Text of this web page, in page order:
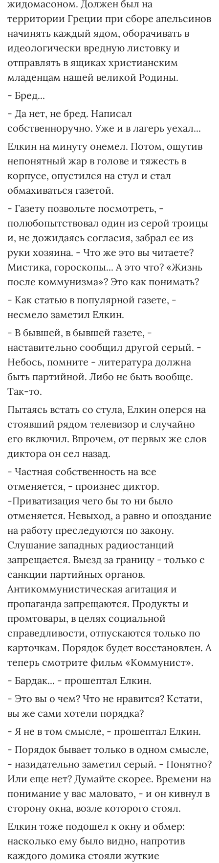
жидомасоном. Должен был на
территории Греции при сборе апельсинов
начинять каждый ядом, оборачивать в
идеологически вредную листовку и
отправлять в ящиках христианским
младенцам нашей великой Родины.
- Бред...
- Да нет, не бред. Написал
собственноручно. Уже и в лагерь уехал...
Елкин на минуту онемел. Потом, ощутив
непонятный жар в голове и тяжесть в
корпусе, опустился на стул и стал
обмахиваться газетой.
- Газету позвольте посмотреть, -
полюбопытствовал один из серой троицы
и, не дожидаясь согласия, забрал ее из
руки хозяина. - Что же это вы читаете?
Мистика, гороскопы... А это что? «Жизнь
после коммунизма»? Это как понимать?
- Как статью в популярной газете, -
несмело заметил Елкин.
- В бывшей, в бывшей газете, -
наставительно сообщил другой серый. -
Небось, помните - литература должна
быть партийной. Либо не быть вообще.
Так-то.
Пытаясь встать со стула, Елкин оперся на
стоявший рядом телевизор и случайно
его включил. Впрочем, от первых же слов
диктора он сел назад.
- Частная собственность на все
отменяется, - произнес диктор.
-Приватизация чего бы то ни было
отменяется. Невыход, а равно и опоздание
на работу преследуются по закону.
Слушание западных радиостанций
запрещается. Выезд за границу - только с
санкции партийных органов.
Антикоммунистическая агитация и
пропаганда запрещаются. Продукты и
промтовары, в целях социальной
справедливости, отпускаются только по
карточкам. Порядок будет восстановлен. А
теперь смотрите фильм «Коммунист».
- Бардак... - прошептал Елкин.
- Это вы о чем? Что не нравится? Кстати,
вы же сами хотели порядка?
- Я не в том смысле, - прошептал Елкин.
- Порядок бывает только в одном смысле,
- назидательно заметил серый. - Понятно?
Или еще нет? Думайте скорее. Времени на
понимание у вас маловато, - и он кивнул в
сторону окна, возле которого стоял.
Елкин тоже подошел к окну и обмер:
насколько ему было видно, напротив
каждого домика стояли жуткие